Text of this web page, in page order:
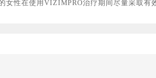
性在使用VIZIMPRO治疗期间尽量采取有